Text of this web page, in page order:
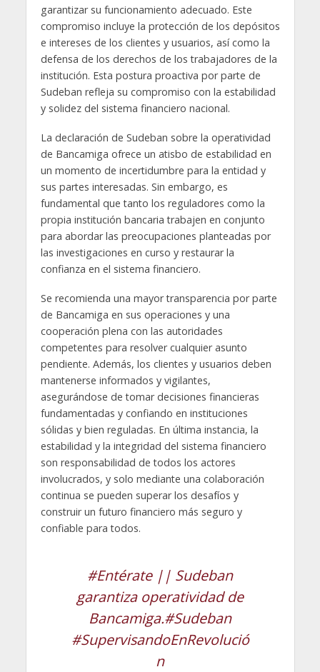
garantizar su funcionamiento adecuado. Este
compromiso incluye la protección de los depósitos
e intereses de los clientes y usuarios, así como la
defensa de los derechos de los trabajadores de la
institución. Esta postura proactiva por parte de
Sudeban refleja su compromiso con la estabilidad
y solidez del sistema financiero nacional.
La declaración de Sudeban sobre la operatividad
de Bancamiga ofrece un atisbo de estabilidad en
un momento de incertidumbre para la entidad y
sus partes interesadas. Sin embargo, es
fundamental que tanto los reguladores como la
propia institución bancaria trabajen en conjunto
para abordar las preocupaciones planteadas por
las investigaciones en curso y restaurar la
confianza en el sistema financiero.
Se recomienda una mayor transparencia por parte
de Bancamiga en sus operaciones y una
cooperación plena con las autoridades
competentes para resolver cualquier asunto
pendiente. Además, los clientes y usuarios deben
mantenerse informados y vigilantes,
asegurándose de tomar decisiones financieras
fundamentadas y confiando en instituciones
sólidas y bien reguladas. En última instancia, la
estabilidad y la integridad del sistema financiero
son responsabilidad de todos los actores
involucrados, y solo mediante una colaboración
continua se pueden superar los desafíos y
construir un futuro financiero más seguro y
confiable para todos.
#Entérate|| Sudeban
garantiza operatividad de
Bancamiga.#Sudeban
#SupervisandoEnRevolució
n